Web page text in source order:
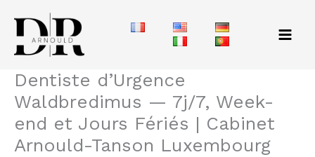
contenu
Dentiste d’Urgence
Waldbredimus — 7j/7, Week-
end et Jours Fériés | Cabinet
Arnould-Tanson Luxembourg